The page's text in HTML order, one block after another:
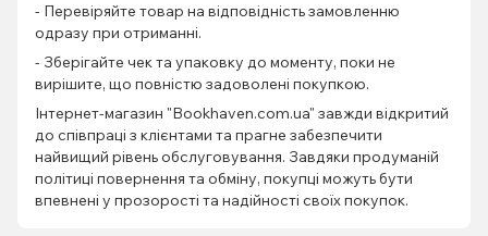
- Перевіряйте товар на відповідність замовленню
одразу при отриманні.
- Зберігайте чек та упаковку до моменту, поки не
вирішите, що повністю задоволені покупкою.
Інтернет-магазин "Bookhaven.com.ua" завжди відкритий
до співпраці з клієнтами та прагне забезпечити
найвищий рівень обслуговування. Завдяки продуманій
політиці повернення та обміну, покупці можуть бути
впевнені у прозорості та надійності своїх покупок.